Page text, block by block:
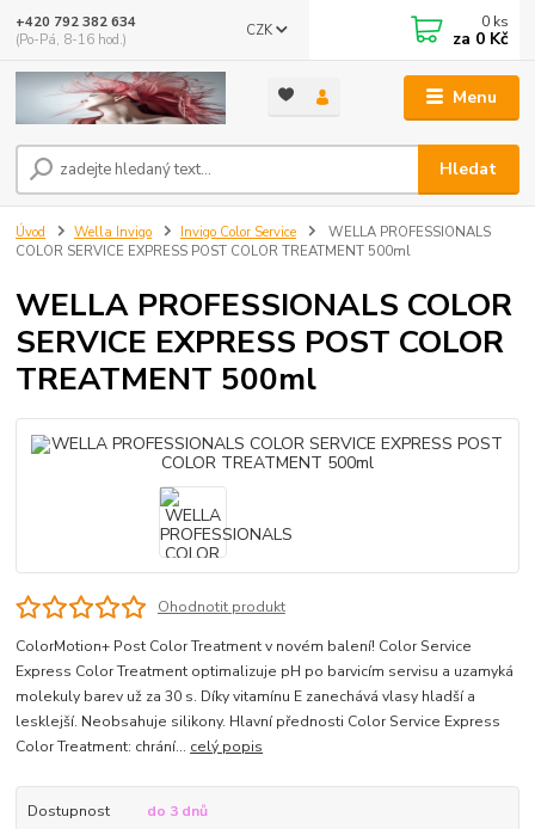
Menu
CZK
Hledat
+420 792 382 634
(Po-Pá, 8-16 hod.)
0 ks
za 0 Kč
Úvod Wella Invigo Invigo Color Service
WELLA PROFESSIONALS
COLOR SERVICE EXPRESS POST COLOR TREATMENT 500ml
WELLA PROFESSIONALS COLOR
SERVICE EXPRESS POST COLOR
TREATMENT 500ml
Ohodnotit produkt
ColorMotion+ Post Color Treatment v novém balení! Color Service
Express Color Treatment optimalizuje pH po barvicím servisu a uzamyká
molekuly barev už za 30 s. Díky vitamínu E zanechává vlasy hladší a
lesklejší. Neobsahuje silikony. Hlavní přednosti Color Service Express
Color Treatment: chrání... celý popis
Dostupnost do 3 dnů